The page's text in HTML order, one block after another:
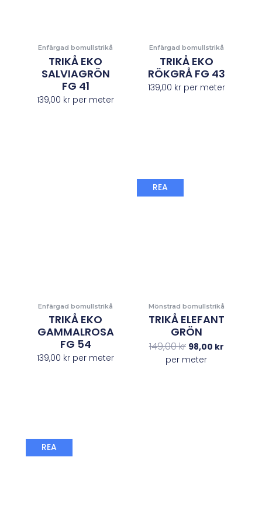
Enfärgad bomullstrikå
TRIKÅ EKO
SALVIAGRÖN
FG 41
139,00 kr per meter
Enfärgad bomullstrikå
TRIKÅ EKO
RÖKGRÅ FG 43
139,00 krper meter
Enfärgad bomullstrikå
TRIKÅ EKO
GAMMALROSA
FG 54
139,00 kr per meter
REA
Mönstrad bomullstrikå
TRIKÅ ELEFANT
GRÖN
149,00kr 98,00 kr
per meter
REA